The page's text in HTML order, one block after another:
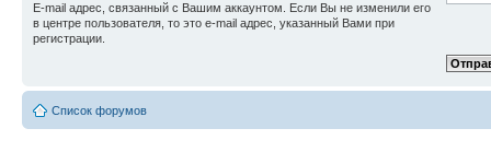
E-mail адрес, связанный с Вашим аккаунтом. Если Вы не изменили его
в центре пользователя, то это e-mail адрес, указанный Вами при
регистрации.
Список форумов